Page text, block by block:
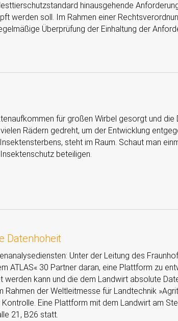
hinausgehende
werden soll. Im Rahmen einer
Überprüfung der Einhaltung der
für großen Wirbel gesorgt und die
Rädern gedreht, um der Entwicklung
steht im Raum. Schaut man
beteiligen.
Datenhoheit
Unter der Leitung des
ATLAS« 30 Partner daran, eine Plattform zu
kann und die dem Landwirt absolute
der Weltleitmesse für Landtechnik
Eine Plattform mit dem Landwirt am
21, B26 statt.